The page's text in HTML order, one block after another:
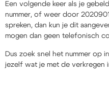
Een volgende keer als je
nummer, of weer door
spreken, dan kun je dit
mogen dan geen telefonisch
Dus zoek snel het nummer op
jezelf wat je met de verkregen